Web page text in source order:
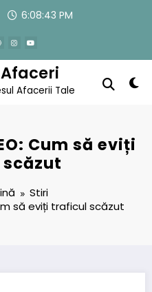
6:08:43 PM
Afacerii Tale
Cum să eviți
Stiri
să eviți traficul scăzut